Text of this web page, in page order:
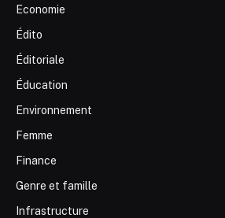
Economie
Édito
Éditoriale
Éducation
Environnement
Femme
Finance
Genre et famille
Infrastructure